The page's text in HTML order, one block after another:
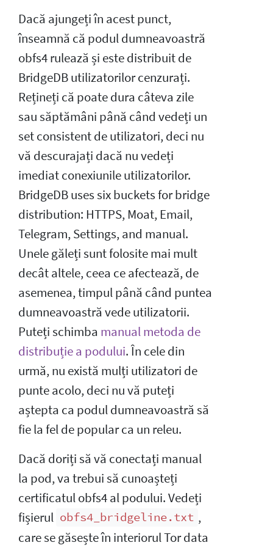
Dacă ajungeți în acest punct,
înseamnă că podul dumneavoastră
obfs4 rulează și este distribuit de
BridgeDB utilizatorilor cenzurați.
Rețineți că poate dura câteva zile
sau săptămâni până când vedeți un
set consistent de utilizatori, deci nu
vă descurajați dacă nu vedeți
imediat conexiunile utilizatorilor.
BridgeDB uses six buckets for bridge
distribution: HTTPS, Moat, Email,
Telegram, Settings, and manual.
Unele găleți sunt folosite mai mult
decât altele, ceea ce afectează, de
asemenea, timpul până când puntea
dumneavoastră vede utilizatorii.
Puteți schimba manual metoda de
distribuție a podului. În cele din
urmă, nu există mulți utilizatori de
punte acolo, deci nu vă puteți
aștepta ca podul dumneavoastră să
fie la fel de popular ca un releu.
Dacă doriți să vă conectați manual
la pod, va trebui să cunoașteți
certificatul obfs4 al podului. Vedeți
fișierul obfs4_bridgeline.txt ,
care se găsește în interiorul Tor data